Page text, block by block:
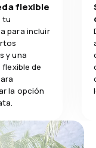
flexible
tu
para incluir
y una
de
la opción